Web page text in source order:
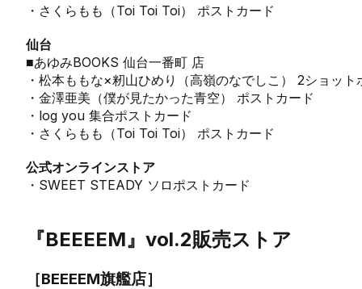
・さくらもも（Toi Toi Toi） ポストカード
仙台
■あゆみBOOKS 仙台一番町 店
・松本ももな×籾山ひめり（高嶺のなでしこ） 2ショット
・金澤亜美（僕が見たかった青空） ポストカード
・log you 集合ポストカード
・さくらもも（Toi Toi Toi） ポストカード
公式オンラインストア
・SWEET STEADY ソロポストカード
『BEEEEM』vol.2販売ストア
［BEEEEM旗艦店］